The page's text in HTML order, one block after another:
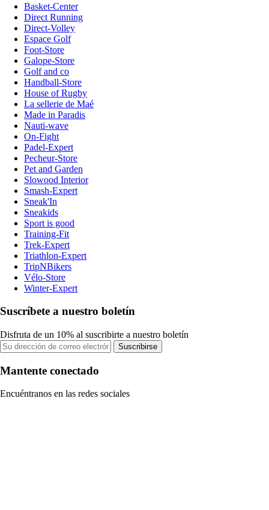
Basket-Center
Direct Running
Direct-Volley
Espace Golf
Foot-Store
Galope-Store
Golf and co
Handball-Store
House of Rugby
La sellerie de Maé
Made in Paradis
Nauti-wave
On-Fight
Padel-Expert
Pecheur-Store
Pet and Garden
Slowood Interior
Smash-Expert
Sneak'In
Sneakids
Sport is good
Training-Fit
Trek-Expert
Triathlon-Expert
TripNBikers
Vélo-Store
Winter-Expert
Suscríbete a nuestro boletín
Disfruta de un 10% al suscribirte a nuestro boletín
Suscribirse
Mantente conectado
Encuéntranos en las redes sociales